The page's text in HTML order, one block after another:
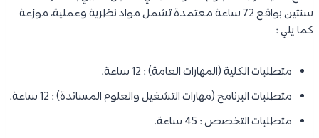
سنتين بواقع 72 ساعة معتمدة تشمل مواد نظرية وعملية، موزعة
كما يلي :
متطلبات الكلية (المهارات العامة) : 12 ساعة.
متطلبات البرنامج (مهارات التشغيل والعلوم المساندة) : 12 ساعة.
متطلبات التخصص : 45 ساعة.